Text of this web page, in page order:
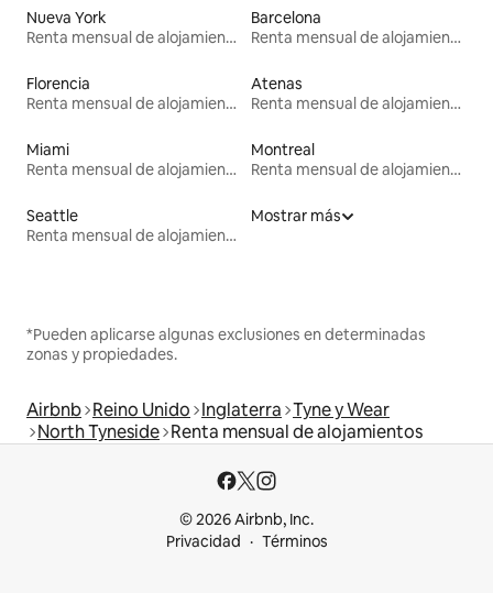
Nueva York
Renta mensual de alojamientos
Barcelona
Renta mensual de alojamientos
Florencia
Renta mensual de alojamientos
Atenas
Renta mensual de alojamientos
Miami
Renta mensual de alojamientos
Montreal
Renta mensual de alojamientos
Seattle
Renta mensual de alojamientos
Mostrar más
*Pueden aplicarse algunas exclusiones en determinadas
zonas y propiedades.
Airbnb Reino Unido Inglaterra Tyne y Wear
North Tyneside Renta mensual de alojamientos
© 2026 Airbnb, Inc.
Privacidad
Términos